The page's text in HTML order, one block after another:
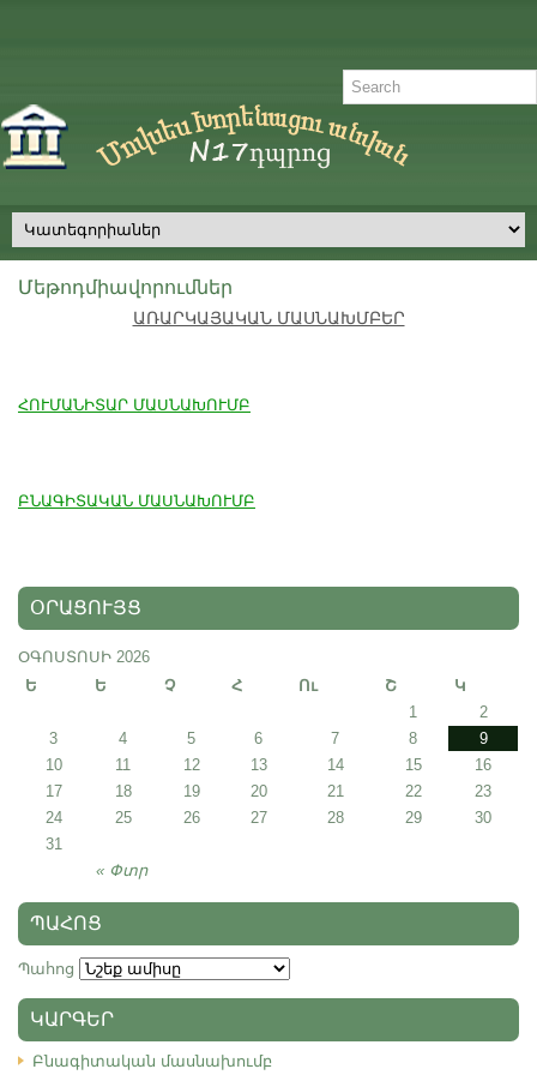
Մեթոդմիավորումներ
ԱՌԱՐԿԱՅԱԿԱՆ ՄԱՍՆԱԽՄԲԵՐ
ՀՈՒՄԱՆԻՏԱՐ ՄԱՍՆԱԽՈՒՄԲ
ԲՆԱԳԻՏԱԿԱՆ ՄԱՍՆԱԽՈՒՄԲ
ՕՐԱՑՈՒՅՑ
ՕԳՈՍՏՈՍԻ 2026
Ե
Ե Չ Հ Ու Շ Կ
« Փտր
1
2
3
4 5 6 7 8
9
10
11 12 13 14 15
16
17
18 19 20 21 22
23
24
25 26 27 28 29
30
31
ՊԱՀՈՑ
Պահոց
ԿԱՐԳԵՐ
Բնագիտական մասնախումբ